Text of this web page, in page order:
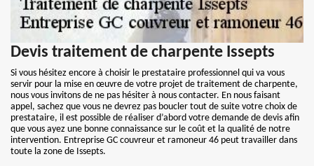
Devis traitement de charpente Issepts
Si vous hésitez encore à choisir le prestataire professionnel qui va vous
servir pour la mise en œuvre de votre projet de traitement de charpente,
nous vous invitons de ne pas hésiter à nous contacter. En nous faisant
appel, sachez que vous ne devrez pas boucler tout de suite votre choix de
prestataire, il est possible de réaliser d’abord votre demande de devis afin
que vous ayez une bonne connaissance sur le coût et la qualité de notre
intervention. Entreprise GC couvreur et ramoneur 46 peut travailler dans
toute la zone de Issepts.